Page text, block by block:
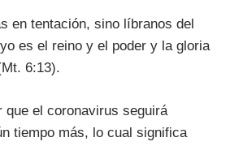
en tentación, sino líbranos del
es el reino y el poder y la gloria
6:13).
que el coronavirus seguirá
tiempo más, lo cual significa